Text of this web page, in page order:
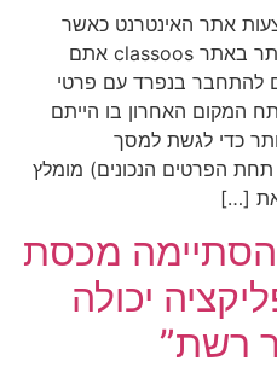
אתר האינטרנט כאשר
ניגשים לפתוח ספר של מטח/כותר באתר classoos אתם
להתחבר בנפרד עם פרטי
המקום האחרון בו הייתם
כדי לגשת למסך
הפרטים הנכונים) מומלץ
את […]
מכסת
יכולה
רשת”